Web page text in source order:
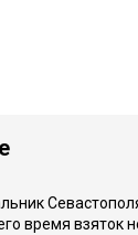
время взяток